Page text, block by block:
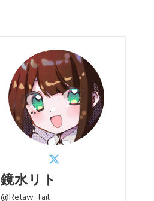
鏡水リト
@Retaw_Tail